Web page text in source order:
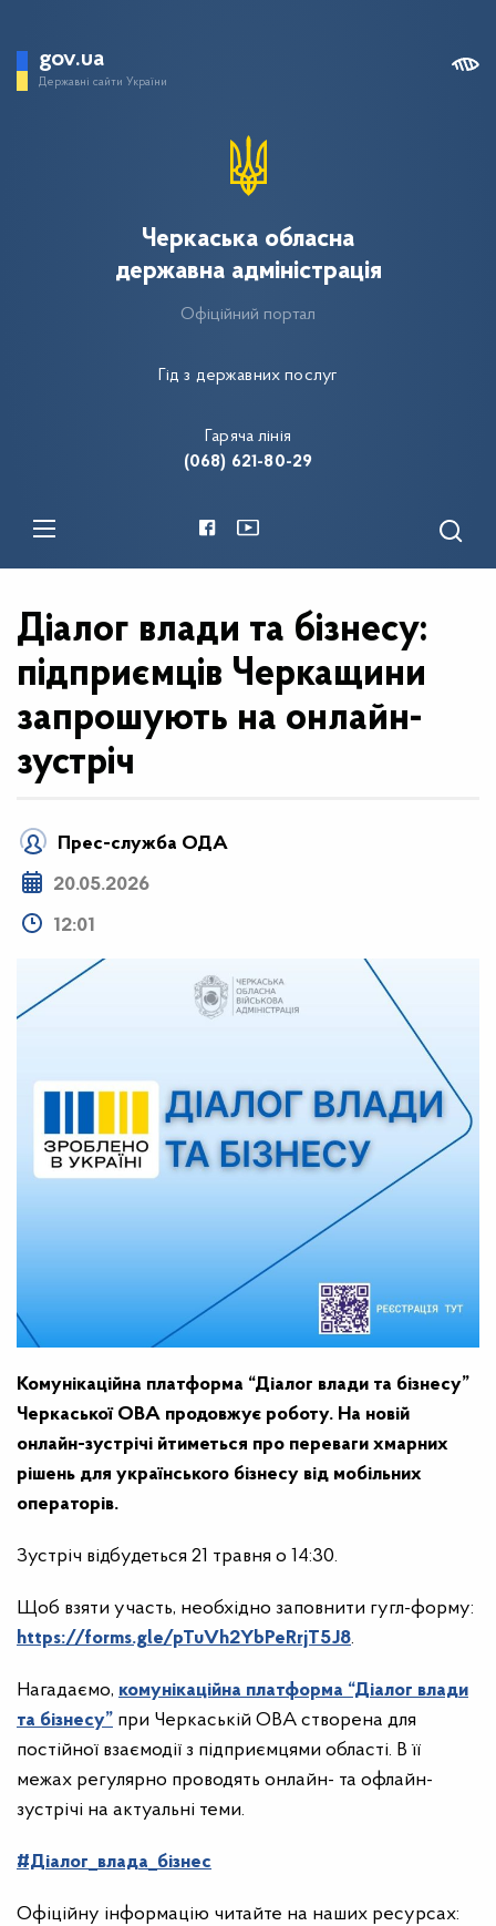
gov.ua
Державні сайти України
Гід з державних послуг
Черкаська обласна
державна адміністрація
Офіційний портал
Гаряча лінія
(068) 621-80-29
Діалог влади та бізнесу:
підприємців Черкащини
запрошують на онлайн-
зустріч
Прес-служба ОДА
20.05.2026
12:01
Комунікаційна платформа “Діалог влади та бізнесу”
Черкаської ОВА продовжує роботу. На новій
онлайн-зустрічі йтиметься про переваги хмарних
рішень для українського бізнесу від мобільних
операторів.
Зустріч відбудеться 21 травня о 14:30.
Щоб взяти участь, необхідно заповнити гугл-форму:
https://forms.gle/pTuVh2YbPeRrjT5J8.
Нагадаємо, комунікаційна платформа “Діалог влади
та бізнесу” при Черкаській ОВА створена для
постійної взаємодії з підприємцями області. В її
межах регулярно проводять онлайн- та офлайн-
зустрічі на актуальні теми.
#Діалог_влада_бізнес
Офіційну інформацію читайте на наших ресурсах: